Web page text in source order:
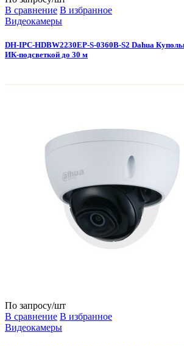
В сравнение В избранное
Видеокамеры
DH-IPC-HDBW2230EP-S-0360B-S2 Dahua
ИК-подсветкой до 30 м
По запросу/шт
В сравнение В избранное
Видеокамеры